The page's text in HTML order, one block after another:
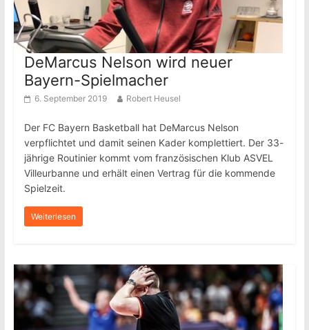
DeMarcus Nelson wird neuer
Bayern-Spielmacher
6. September 2019 Robert Heusel
Der FC Bayern Basketball hat DeMarcus Nelson
verpflichtet und damit seinen Kader komplettiert. Der 33-
jährige Routinier kommt vom französischen Klub ASVEL
Villeurbanne und erhält einen Vertrag für die kommende
Spielzeit.
Weiterlesen